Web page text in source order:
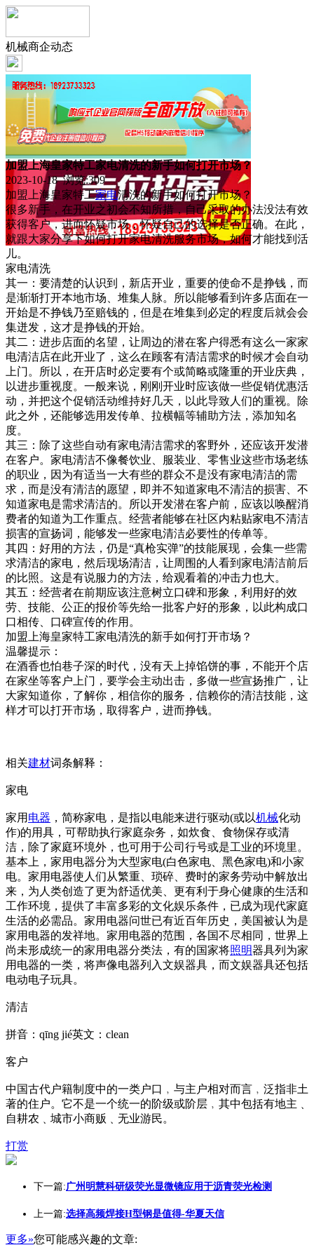
机械商企动态
加盟上海皇家特工家电清洗的新手如何打开市场？
2023-10-18 浏览:309
加盟上海皇家特工家电清洗的新手如何打开市场？
很多新手，在开业之初会不知所措，自己采取的办法没法有效
获得客户，进而怀疑市场，怀疑自己的选择是否正确。在此，
就跟大家分享下如何打开家电清洗服务市场，如何才能找到活
儿。
家电清洗
其一：要清楚的认识到，新店开业，重要的使命不是挣钱，而
是渐渐打开本地市场、堆集人脉。所以能够看到许多店面在一
开始是不挣钱乃至赔钱的，但是在堆集到必定的程度后就会会
集迸发，这才是挣钱的开始。
其二：进步店面的名望，让周边的潜在客户得悉有这么一家家
电清洁店在此开业了，这么在顾客有清洁需求的时候才会自动
上门。所以，在开店时必定要有个或简略或隆重的开业庆典，
以进步重视度。一般来说，刚刚开业时应该做一些促销优惠活
动，并把这个促销活动维持好几天，以此导致人们的重视。除
此之外，还能够选用发传单、拉横幅等辅助方法，添加知名
度。
其三：除了这些自动有家电清洁需求的客野外，还应该开发潜
在客户。家电清洁不像餐饮业、服装业、零售业这些市场老练
的职业，因为有适当一大有些的群众不是没有家电清洁的需
求，而是没有清洁的愿望，即并不知道家电不清洁的损害、不
知道家电是需求清洁的。所以开发潜在客户前，应该以唤醒消
费者的知道为工作重点。经营者能够在社区内粘贴家电不清洁
损害的宣扬词，能够发一些家电清洁必要性的传单等。
其四：好用的方法，仍是“真枪实弹”的技能展现，会集一些需
求清洁的家电，然后现场清洁，让周围的人看到家电清洁前后
的比照。这是有说服力的方法，给观看着的冲击力也大。
其五：经营者在前期应该注意树立口碑和形象，利用好的效
劳、技能、公正的报价等先给一批客户好的形象，以此构成口
口相传、口碑宣传的作用。
加盟上海皇家特工家电清洗的新手如何打开市场？
温馨提示：
在酒香也怕巷子深的时代，没有天上掉馅饼的事，不能开个店
在家坐等客户上门，要学会主动出击，多做一些宣扬推广，让
大家知道你，了解你，相信你的服务，信赖你的清洁技能，这
样才可以打开市场，取得客户，进而挣钱。
相关建材词条解释：
家电
家用 电器 ，简称家电，是指以电能来进行驱动(或以机械化动
作)的用具，可帮助执行家庭杂务，如炊食、食物保存或清
洁，除了家庭环境外，也可用于公司行号或是工业的环境里。
基本上，家用电器分为大型家电(白色家电、黑色家电)和小家
电。家用电器使人们从繁重、琐碎、费时的家务劳动中解放出
来，为人类创造了更为舒适优美、更有利于身心健康的生活和
工作环境，提供了丰富多彩的文化娱乐条件，已成为现代家庭
生活的必需品。家用电器问世已有近百年历史，美国被认为是
家用电器的发祥地。家用电器的范围，各国不尽相同，世界上
尚未形成统一的家用电器分类法，有的国家将照明器具列为家
用电器的一类，将声像电器列入文娱器具，而文娱器具还包括
电动电子玩具。
清洁
拼音：qīng jié英文：clean
客户
中国古代户籍制度中的一类户口﹐与主户相对而言﹐泛指非土
著的住户。它不是一个统一的阶级或阶层﹐其中包括有地主﹑
自耕农﹑城市小商贩﹑无业游民。
打赏
下一篇:广州明慧科研级荧光显微镜应用于沥青荧光检测
上一篇:选择高频焊接H型钢是值得-华夏天信
更多»您可能感兴趣的文章: